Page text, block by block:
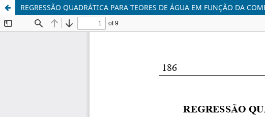
REGRESSÃO QUADRÁTICA PARA TEORES DE ÁGUA EM FUNÇÃO DA